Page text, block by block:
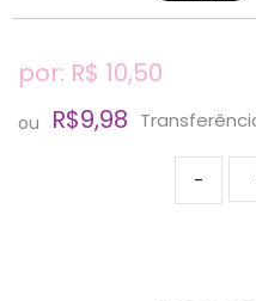
por: R$ 10,50
ou R$9,98
-